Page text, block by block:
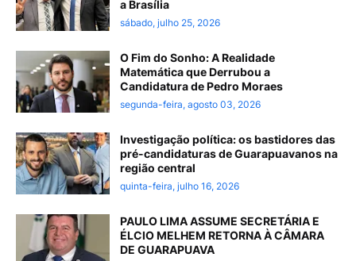
a Brasília
sábado, julho 25, 2026
O Fim do Sonho: A Realidade
Matemática que Derrubou a
Candidatura de Pedro Moraes
segunda-feira, agosto 03, 2026
Investigação política: os bastidores das
pré-candidaturas de Guarapuavanos na
região central
quinta-feira, julho 16, 2026
PAULO LIMA ASSUME SECRETÁRIA E
ÉLCIO MELHEM RETORNA À CÂMARA
DE GUARAPUAVA